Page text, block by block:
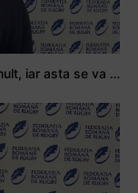
Stejarul Logan Weidner: Echipa a muncit mult, iar asta se va vedea în meciurile de la Nations Cup